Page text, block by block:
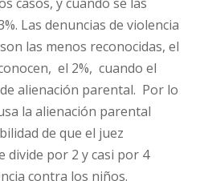
Las denuncias de violencia
las menos reconocidas, el
el 2%, cuando el
alienación parental. Por lo
la alienación parental
de que el juez
divide por 2 y casi por 4
contra los niños.